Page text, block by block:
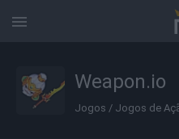
Weapon.io
Jogos / Jogos de